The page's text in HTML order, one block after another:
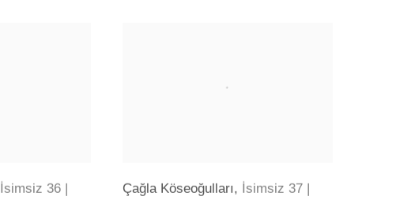
İsimsiz 36 |
Çağla Köseoğulları, İsimsiz 37 |